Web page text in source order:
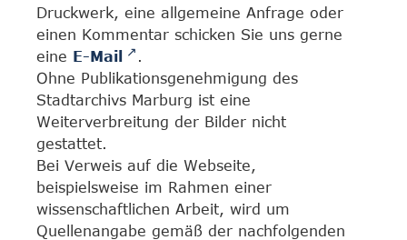
Druckwerk, eine allgemeine Anfrage oder
einen Kommentar schicken Sie uns gerne
eine E-Mail
.
Ohne Publikationsgenehmigung des
Stadtarchivs Marburg ist eine
Weiterverbreitung der Bilder nicht
gestattet.
Bei Verweis auf die Webseite,
beispielsweise im Rahmen einer
wissenschaftlichen Arbeit, wird um
Quellenangabe gemäß der nachfolgenden